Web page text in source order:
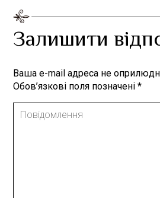
Залишити
Ваша e-mail адреса не
Обов’язкові поля позначені*